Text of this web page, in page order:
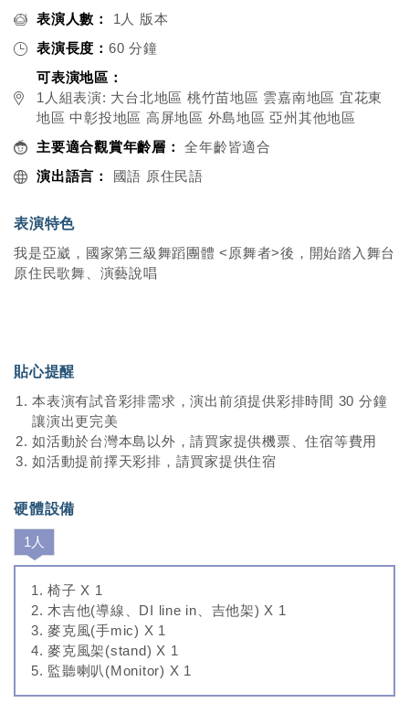
表演人數：
1人 版本
表演長度： 60 分鐘
可表演地區：
1人組表演: 大台北地區 桃竹苗地區 雲嘉南地區 宜花東
地區 中彰投地區 高屏地區 外島地區 亞州其他地區
主要適合觀賞年齡層：
全年齡皆適合
演出語言：
國語 原住民語
表演特色
我是亞崴，國家第三級舞蹈團體 <原舞者>後，開始踏入舞台
原住民歌舞、演藝說唱
貼心提醒
本表演有試音彩排需求，演出前須提供彩排時間 30 分鐘
讓演出更完美
如活動於台灣本島以外，請買家提供機票、住宿等費用
如活動提前擇天彩排，請買家提供住宿
硬體設備
1人
椅子 X 1
木吉他(導線、DI line in、吉他架) X 1
麥克風(手mic) X 1
麥克風架(stand) X 1
監聽喇叭(Monitor) X 1